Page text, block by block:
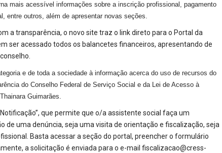
mais acessível informações sobre a inscrição profissional, pagamento
entre outros, além de apresentar novas seções.
a transparência, o novo site traz o link direto para o Portal da
ser acessado todos os balancetes financeiros, apresentando de
e de toda a sociedade à informação acerca do uso de recursos do
do Conselho Federal de Serviço Social e da Lei de Acesso à
Guimarães.
que permite que o/a assistente social faça um
de uma denúncia, seja uma visita de orientação e fiscalização, seja
Basta acessar a seção do portal, preencher o formulário
a solicitação é enviada para o e-mail fiscalizacao@cress-